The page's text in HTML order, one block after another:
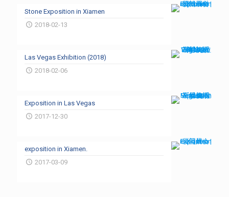
Stone Exposition in Xiamen
2018-02-13
Las Vegas Exhibition (2018)
2018-02-06
Exposition in Las Vegas
2017-12-30
exposition in Xiamen.
2017-03-09